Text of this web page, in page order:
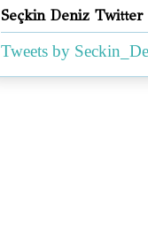
Seçkin Deniz Twitter
Tweets by